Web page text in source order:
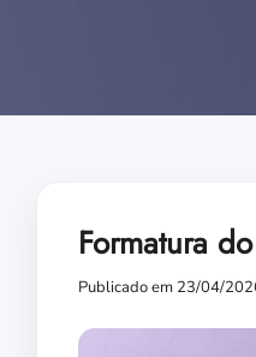
Formatura
Publicado em 23/04/